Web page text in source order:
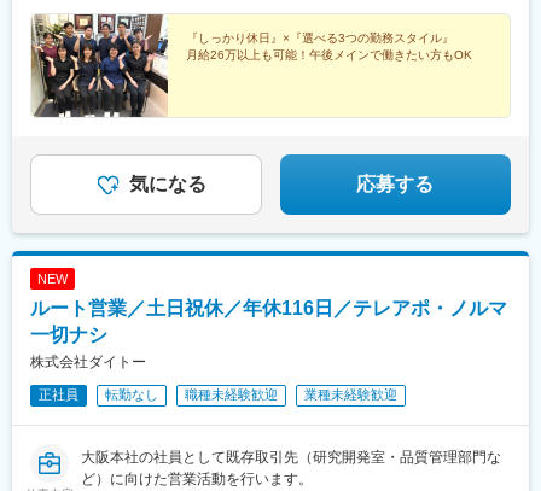
『しっかり休日』×『選べる3つの勤務スタイル』
月給26万以上も可能！午後メインで働きたい方もOK
気になる 応募する
NEW
ルート営業／土日祝休／年休116日／テレアポ・ノルマ
一切ナシ
株式会社ダイトー
正社員 転勤なし 職種未経験歓迎 業種未経験歓迎
大阪本社の社員として既存取引先（研究開発室・品質管理部門な
ど）に向けた営業活動を行います。